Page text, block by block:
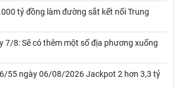
tỷ đồng làm đường sắt kết nối Trung
7/8: Sẽ có thêm một số địa phương xuống
55 ngày 06/08/2026 Jackpot 2 hơn 3,3 tỷ